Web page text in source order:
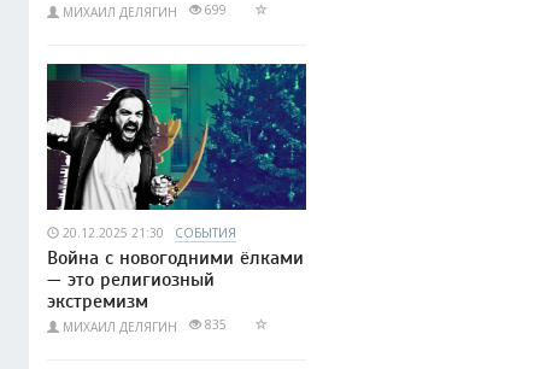
МИХАИЛ ДЕЛЯГИН 699
20.12.2025 21:30 СОБЫТИЯ
Война с новогодними ёлками
— это религиозный
экстремизм
МИХАИЛ ДЕЛЯГИН 835